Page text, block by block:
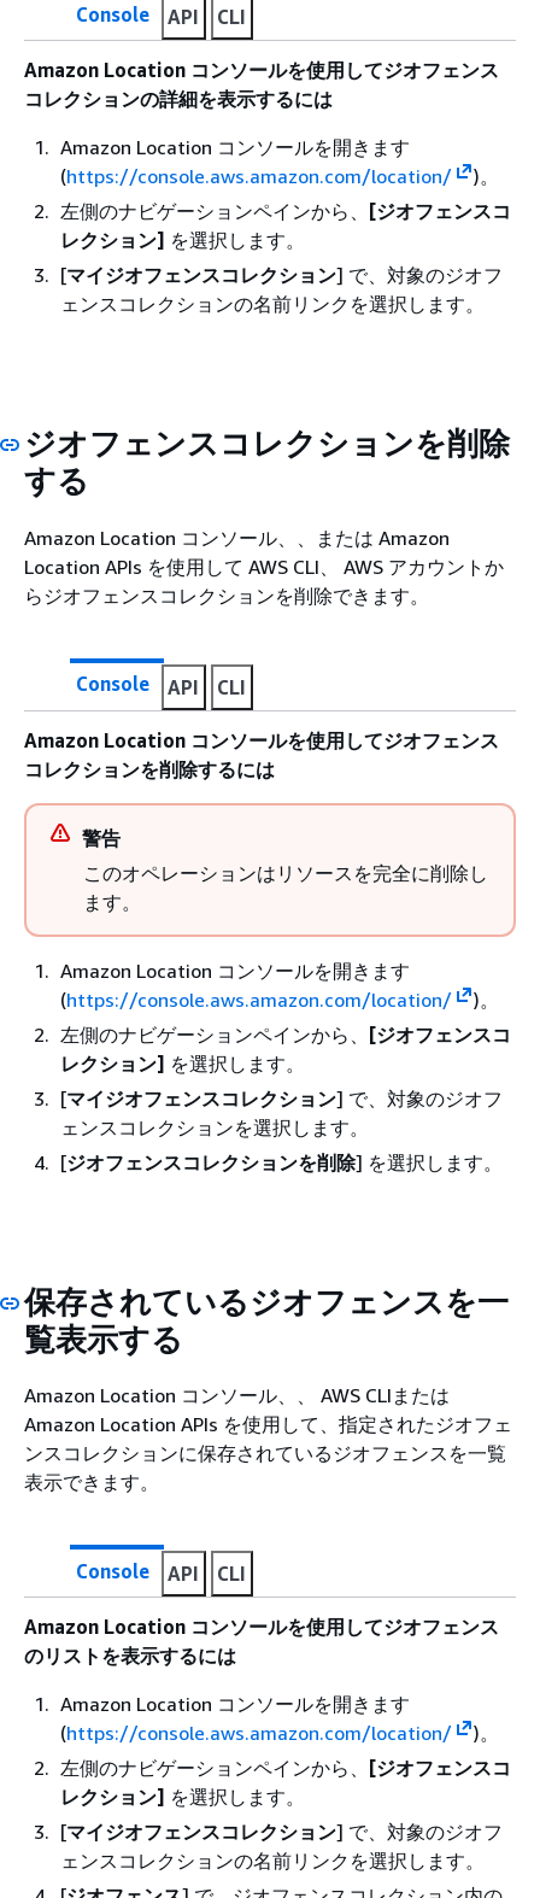
Console API CLI
Amazon Location コンソールを使用してジオフェンス
コレクションの詳細を表示するには
Amazon Location コンソールを開きます
(https://console.aws.amazon.com/location/
)。
左側のナビゲーションペインから、
[ジオフェンスコ
レクション] を選択します。
[マイジオフェンスコレクション] で、対象のジオフ
ェンスコレクションの名前リンクを選択します。
ジオフェンスコレクションを削除
する
Amazon Location コンソール、、または Amazon
Location APIs を使用して AWS CLI、 AWS アカウントか
らジオフェンスコレクションを削除できます。
Console API CLI
Amazon Location コンソールを使用してジオフェンス
コレクションを削除するには
警告
このオペレーションはリソースを完全に削除し
ます。
Amazon Location コンソールを開きます
(https://console.aws.amazon.com/location/
)。
左側のナビゲーションペインから、 [ジオフェンスコ
レクション] を選択します。
[マイジオフェンスコレクション] で、対象のジオフ
ェンスコレクションを選択します。
[ジオフェンスコレクションを削除] を選択します。
保存されているジオフェンスを一
覧表示する
Amazon Location コンソール、、 AWS CLIまたは
Amazon Location APIs を使用して、指定されたジオフェ
ンスコレクションに保存されているジオフェンスを一覧
表示できます。
Console API CLI
Amazon Location コンソールを使用してジオフェンス
のリストを表示するには
Amazon Location コンソールを開きます
(https://console.aws.amazon.com/location/
)。
左側のナビゲーションペインから、
[ジオフェンスコ
レクション] を選択します。
[マイジオフェンスコレクション] で、対象のジオフ
ェンスコレクションの名前リンクを選択します。